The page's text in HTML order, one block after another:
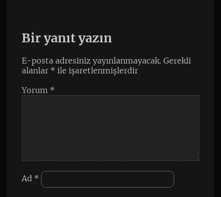
Bir yanıt yazın
E-posta adresiniz yayınlanmayacak. Gerekli
alanlar * ile işaretlenmişlerdir
Yorum *
Ad *